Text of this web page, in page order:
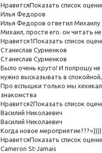
НравитсяПоказать список
Илья Федоров
Илья Федоров ответил Михаилу
Михаил, прости его. он читать
Нравится1Показать список
Станислав Сурменков
Станислав Сурменков
Было очень круто! И попрошу не
нужно высказывать в
Про вспышки только мы
знакомства
Нравится2Показать список
Василий Николаевич
Василий Николаевич
Когда новое мероприятие???=))))
НравитсяПоказать список
Cameron St-Jamais